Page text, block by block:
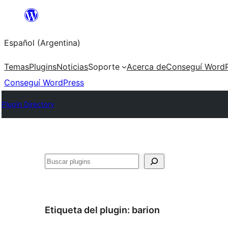
Saltar
contenido
Español (Argentina)
TemasPluginsNoticiasSoporte Acerca deConseguí
Conseguí WordPress
Plugin Directory
Buscar
Etiqueta del plugin: barion